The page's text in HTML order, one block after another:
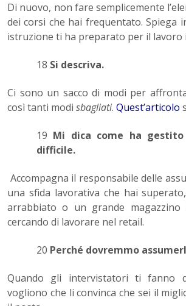
Di nuovo, non fare semplicemente
dei corsi che hai frequentato. Spiega
istruzione ti ha preparato per il lavoro
18 Si descriva.
Ci sono un sacco di modi per
così tanti modi sbagliati. Quest’articolo
19 Mi dica come ha
difficile.
Accompagna il responsabile delle
una sfida lavorativa che hai
arrabbiato o un grande magazzino
cercando di lavorare nel retail.
20 Perché dovremmo
Quando gli intervistatori ti fanno
vogliono che li convinca che sei il